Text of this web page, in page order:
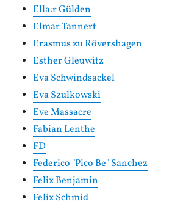
Ella:r Gülden
Elmar Tannert
Erasmus zu Rövershagen
Esther Gleuwitz
Eva Schwindsackel
Eva Szulkowski
Eve Massacre
Fabian Lenthe
FD
Federico "Pico Be" Sanchez
Felix Benjamin
Felix Schmid